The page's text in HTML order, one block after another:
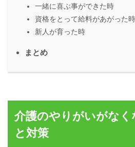
一緒に喜ぶ事ができた時
資格をとって給料があがった時
新人が育った時
まとめ
介護のやりがいがなく
と対策